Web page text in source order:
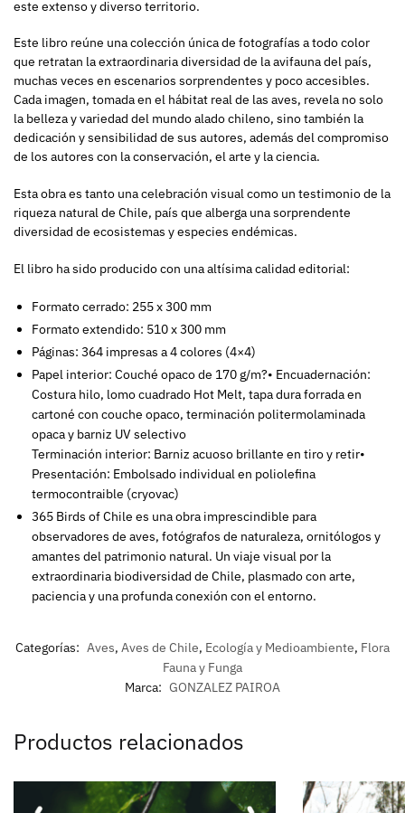
este extenso y diverso territorio.
Este libro reúne una colección única de fotografías a todo color
que retratan la extraordinaria diversidad de la avifauna del país,
muchas veces en escenarios sorprendentes y poco accesibles.
Cada imagen, tomada en el hábitat real de las aves, revela no solo
la belleza y variedad del mundo alado chileno, sino también la
dedicación y sensibilidad de sus autores, además del compromiso
de los autores con la conservación, el arte y la ciencia.
Esta obra es tanto una celebración visual como un testimonio de la
riqueza natural de Chile, país que alberga una sorprendente
diversidad de ecosistemas y especies endémicas.
El libro ha sido producido con una altísima calidad editorial:
Formato cerrado: 255 x 300 mm
Formato extendido: 510 x 300 mm
Páginas: 364 impresas a 4 colores (4×4)
Papel interior: Couché opaco de 170 g/m?• Encuadernación:
Costura hilo, lomo cuadrado Hot Melt, tapa dura forrada en
cartoné con couche opaco, terminación politermolaminada
opaca y barniz UV selectivo
Terminación interior: Barniz acuoso brillante en tiro y retir•
Presentación: Embolsado individual en poliolefina
termocontraible (cryovac)
365 Birds of Chile es una obra imprescindible para
observadores de aves, fotógrafos de naturaleza, ornitólogos y
amantes del patrimonio natural. Un viaje visual por la
extraordinaria biodiversidad de Chile, plasmado con arte,
paciencia y una profunda conexión con el entorno.
Categorías: Aves, Aves de Chile, Ecología y Medioambiente, Flora
Fauna y Funga
Marca: GONZALEZ PAIROA
Productos relacionados